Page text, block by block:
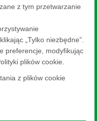
z tym przetwarzanie
„Tylko niezbędne”.
preferencje, modyfikując
plików cookie.
z plików cookie